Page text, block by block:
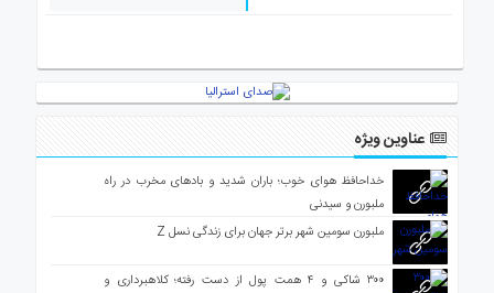
عناوین ویژه
خداحافظ هوای خوب؛ باران شدید و بادهای مخرب در راه
ملبورن و سیدنی
ملبورن سومین شهر برتر جهان برای زندگی نسل Z
۳۰۰ شاکی و ۴ همت پول از دست رفته؛ کلاهبرداری و